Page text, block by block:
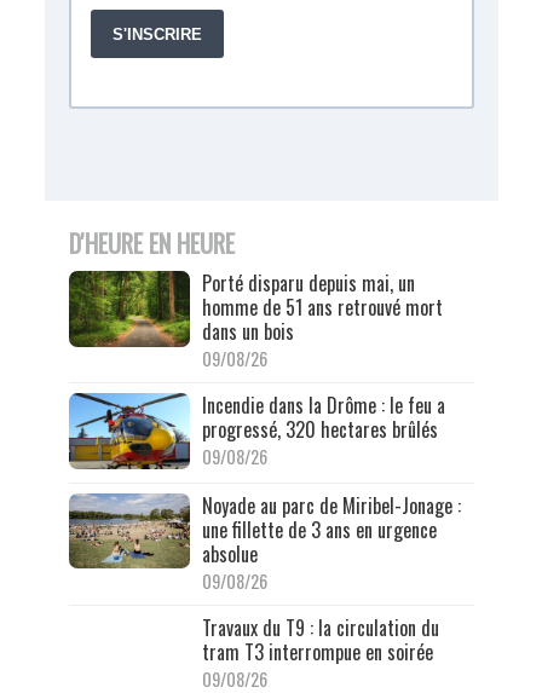
D'HEURE EN HEURE
Porté disparu depuis mai, un
homme de 51 ans retrouvé mort
dans un bois
09/08/26
Incendie dans la Drôme : le feu a
progressé, 320 hectares brûlés
09/08/26
Noyade au parc de Miribel-Jonage :
une fillette de 3 ans en urgence
absolue
09/08/26
Travaux du T9 : la circulation du
tram T3 interrompue en soirée
09/08/26